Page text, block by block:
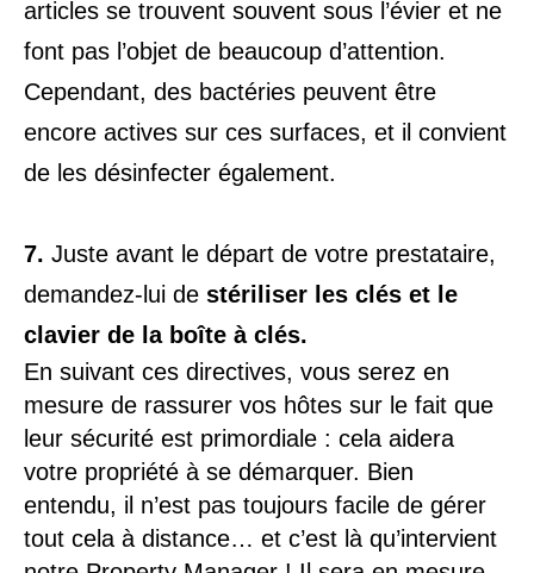
articles se trouvent souvent sous l’évier et ne
font pas l’objet de beaucoup d’attention.
Cependant, des bactéries peuvent être
encore actives sur ces surfaces, et il convient
de les désinfecter également.
7. Juste avant le départ de votre prestataire,
demandez-lui de stériliser les clés et le
clavier de la boîte à clés.
En suivant ces directives, vous serez en
mesure de rassurer vos hôtes sur le fait que
leur sécurité est primordiale : cela aidera
votre propriété à se démarquer. Bien
entendu, il n’est pas toujours facile de gérer
tout cela à distance… et c’est là qu’intervient